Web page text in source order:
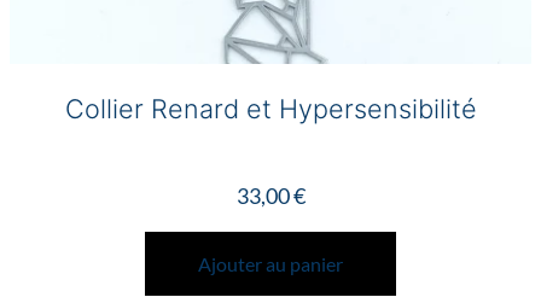
Collier Renard et Hypersensibilité
33,00€
Ajouter au panier